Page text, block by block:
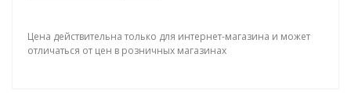
Цена действительна только для интернет-магазина и может
отличаться от цен в розничных магазинах